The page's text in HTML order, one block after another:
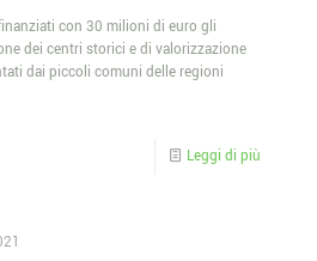
con 30 milioni di euro gli
dei centri storici e di valorizzazione
dai piccoli comuni delle regioni
Leggi di più